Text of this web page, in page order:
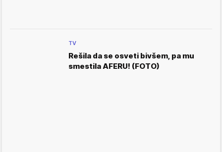
TV
Rešila da se osveti bivšem, pa mu
smestila AFERU! (FOTO)